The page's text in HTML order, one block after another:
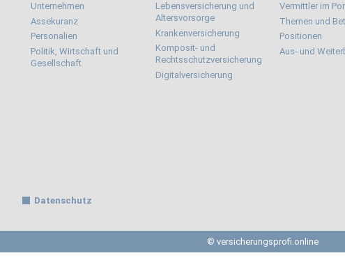
Unternehmen
Assekuranz
Personalien
Politik, Wirtschaft und
Gesellschaft
Lebensversicherung und
Altersvorsorge
Krankenversicherung
Komposit- und
Rechtsschutzversicherung
Digitalversicherung
Vermittler im
Themen und
Positionen
Aus- und
Datenschutz
© versicherungsprofi.online